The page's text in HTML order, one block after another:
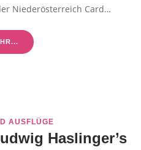
Niederösterreich Card…
AUSFLÜGE
Haslinger’s